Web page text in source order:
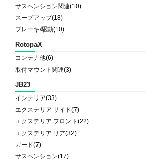
サスペンション関連(10)
スープアップ(18)
ブレーキ/駆動(10)
RotopaX
コンテナ他(6)
取付マウント関連(3)
JB23
インテリア(33)
エクステリア サイド(7)
エクステリア フロント(22)
エクステリア リア(32)
ガード(7)
サスペンション(17)